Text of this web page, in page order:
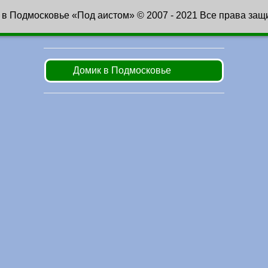
Подмосковье «Под аистом» © 2007 - 2021 Все права
Домик в Подмосковье